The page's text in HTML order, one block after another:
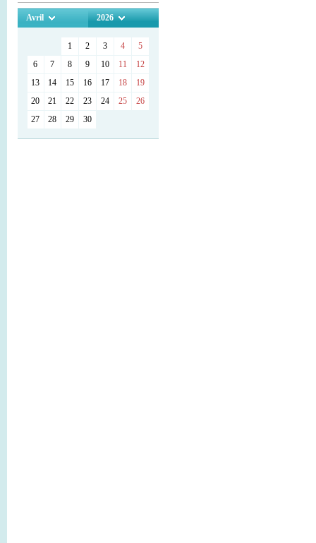
Avril 2026
1 2 3 4
5
6
7 8 9 10 11
12
13
14 15 16 17 18
19
20
21 22 23 24 25
26
27
28 29 30